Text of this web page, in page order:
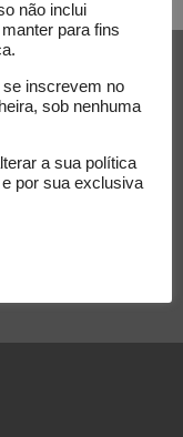
e
do
não inclui
para fins
se inscrevem no
sob nenhuma
a sua política
por sua exclusiva